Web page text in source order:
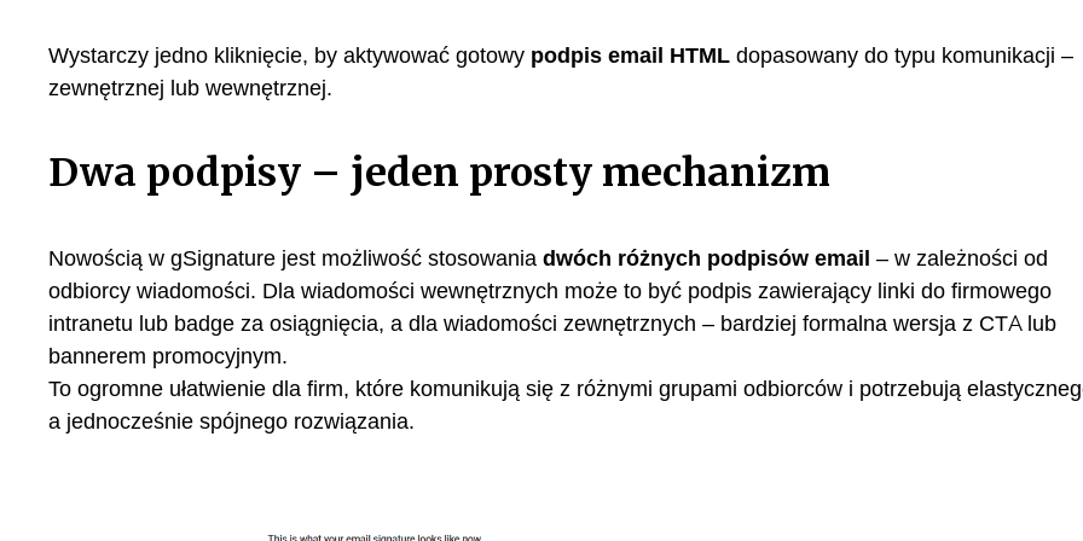
Wystarczy jedno kliknięcie, by aktywować gotowy podpis email HTML dopasowany do typu komunikacji –
zewnętrznej lub wewnętrznej.
Dwa podpisy – jeden prosty mechanizm
Nowością w gSignature jest możliwość stosowania dwóch różnych podpisów email – w zależności od
odbiorcy wiadomości. Dla wiadomości wewnętrznych może to być podpis zawierający linki do firmowego
intranetu lub badge za osiągnięcia, a dla wiadomości zewnętrznych – bardziej formalna wersja z CTA lub
bannerem promocyjnym.
To ogromne ułatwienie dla firm, które komunikują się z różnymi grupami odbiorców i potrzebują
a jednocześnie spójnego rozwiązania.